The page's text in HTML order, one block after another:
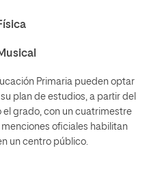
Primaria pueden optar
plan de estudios, a partir del
el grado, con un cuatrimestre
menciones oficiales habilitan
un centro público.